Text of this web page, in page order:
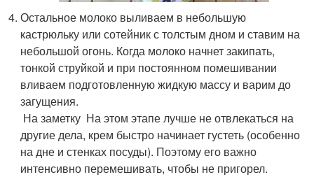
Остальное молоко выливаем в небольшую
кастрюльку или сотейник с толстым дном и ставим на
небольшой огонь. Когда молоко начнет закипать,
тонкой струйкой и при постоянном помешивании
вливаем подготовленную жидкую массу и варим до
загущения.
На заметку На этом этапе лучше не отвлекаться на
другие дела, крем быстро начинает густеть (особенно
на дне и стенках посуды). Поэтому его важно
интенсивно перемешивать, чтобы не пригорел.